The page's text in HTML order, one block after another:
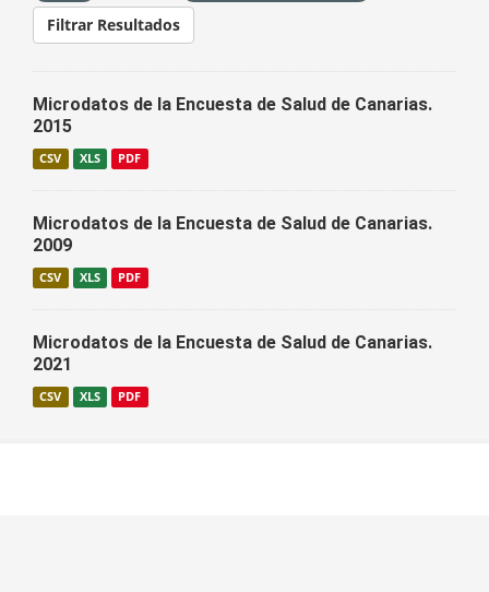
Filtrar Resultados
Microdatos de la Encuesta de Salud de Canarias.
2015
CSV XLS PDF
Microdatos de la Encuesta de Salud de Canarias.
2009
CSV XLS PDF
Microdatos de la Encuesta de Salud de Canarias.
2021
CSV XLS PDF